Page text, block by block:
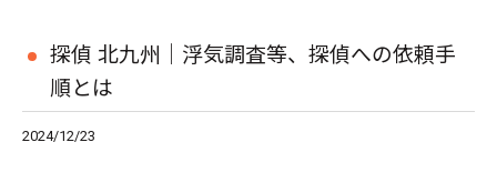
探偵 北九州｜浮気調査等、探偵への依頼手
順とは
2024/12/23